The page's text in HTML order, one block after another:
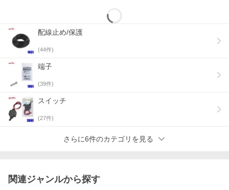
配線止め/保護
(44件)
端子
(39件)
スイッチ
(27件)
さらに6件のカテゴリを見る
関連ジャンルから探す